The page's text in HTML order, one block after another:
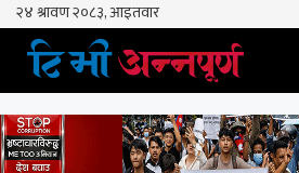
Skip
content